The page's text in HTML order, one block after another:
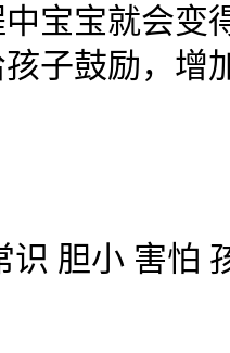
宝宝就会变
子鼓励，增
识 胆小 害怕